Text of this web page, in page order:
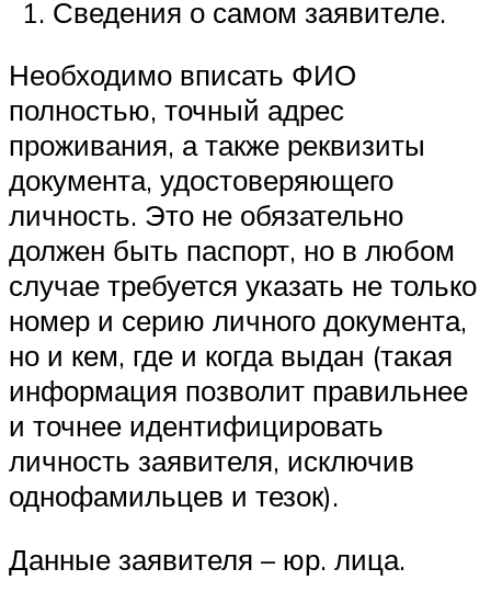
Сведения о самом заявителе.
Необходимо вписать ФИО
полностью, точный адрес
проживания, а также реквизиты
документа, удостоверяющего
личность. Это не обязательно
должен быть паспорт, но в любом
случае требуется указать не только
номер и серию личного документа,
но и кем, где и когда выдан (такая
информация позволит правильнее
и точнее идентифицировать
личность заявителя, исключив
однофамильцев и тезок).
Данные заявителя – юр. лица.